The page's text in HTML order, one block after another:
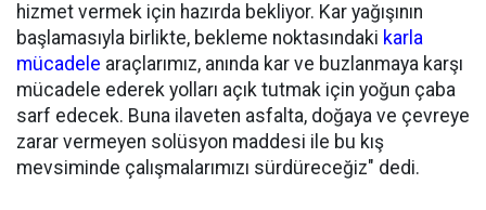
hizmet vermek için hazırda bekliyor. Kar yağışının
başlamasıyla birlikte, bekleme noktasındaki karla
mücadele araçlarımız, anında kar ve buzlanmaya karşı
mücadele ederek yolları açık tutmak için yoğun çaba
sarf edecek. Buna ilaveten asfalta, doğaya ve çevreye
zarar vermeyen solüsyon maddesi ile bu kış
mevsiminde çalışmalarımızı sürdüreceğiz" dedi.